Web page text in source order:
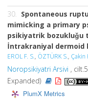
30. Spontaneous
mimicking a primary
psikiyatrik bozukluǧu
İntrakraniyal dermoid
EROL F. S., ÖZTÜRK S., Çakin
Noropsikiyatri Arsivi ,
Expanded)
PlumX Metrics